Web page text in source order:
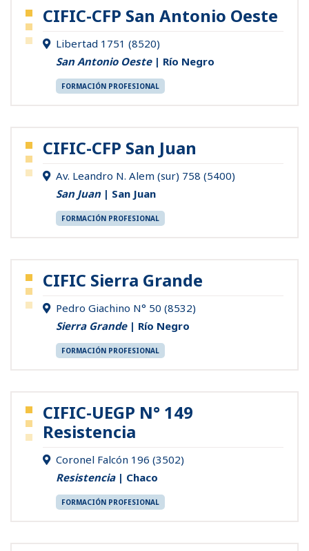
CIFIC-CFP San Antonio Oeste
Libertad 1751 (8520)
San Antonio Oeste| Río Negro
FORMACIÓN PROFESIONAL
CIFIC-CFP San Juan
Av. Leandro N. Alem (sur) 758 (5400)
San Juan| San Juan
FORMACIÓN PROFESIONAL
CIFIC Sierra Grande
Pedro Giachino N° 50 (8532)
Sierra Grande| Río Negro
FORMACIÓN PROFESIONAL
CIFIC-UEGP N° 149
Resistencia
Coronel Falcón 196 (3502)
Resistencia| Chaco
FORMACIÓN PROFESIONAL